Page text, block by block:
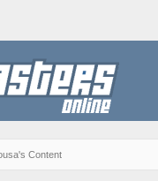
Content